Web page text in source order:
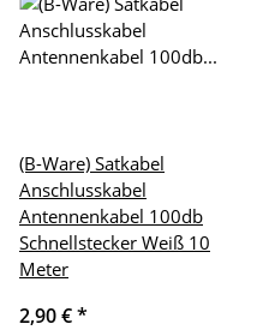
(B-Ware) Satkabel
Anschlusskabel
Antennenkabel 100db
Schnellstecker Weiß 10
Meter
2,90 €*